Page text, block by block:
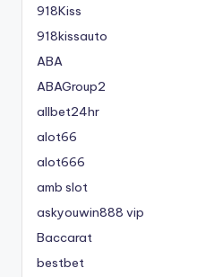
918Kiss
918kissauto
ABA
ABAGroup2
allbet24hr
alot66
alot666
amb slot
askyouwin888 vip
Baccarat
bestbet